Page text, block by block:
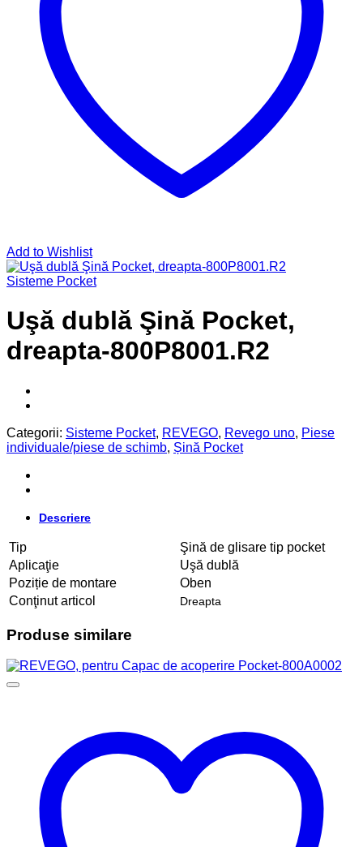
Add to Wishlist
Sisteme Pocket
Uşă dublă Şină Pocket,
dreapta-800P8001.R2
Categorii: Sisteme Pocket, REVEGO, Revego uno, Piese
individuale/piese de schimb, Șină Pocket
Descriere
Tip
Şină de glisare tip pocket
Aplicaţie
Uşă dublă
Poziție de montare
Oben
Conţinut articol
Dreapta
Produse similare